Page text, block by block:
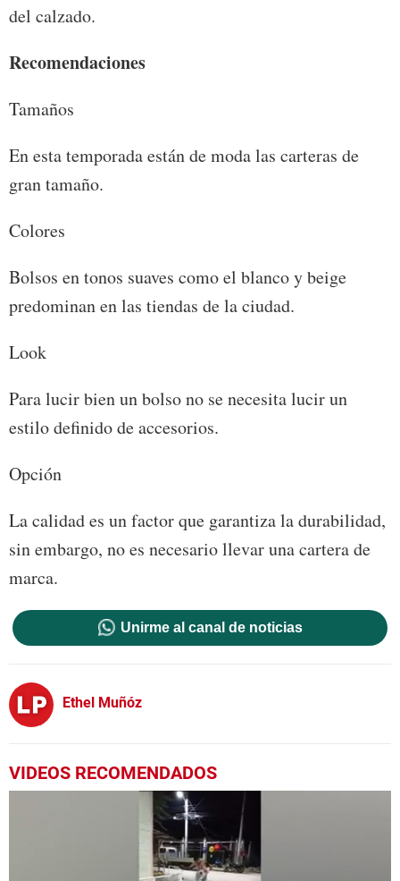
del calzado.
Recomendaciones
Tamaños
En esta temporada están de moda las carteras de
gran tamaño.
Colores
Bolsos en tonos suaves como el blanco y beige
predominan en las tiendas de la ciudad.
Look
Para lucir bien un bolso no se necesita lucir un
estilo definido de accesorios.
Opción
La calidad es un factor que garantiza la durabilidad,
sin embargo, no es necesario llevar una cartera de
marca.
Unirme al canal de noticias
Ethel Muñóz
VIDEOS RECOMENDADOS